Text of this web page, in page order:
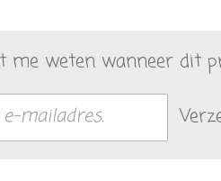
me weten wanneer dit